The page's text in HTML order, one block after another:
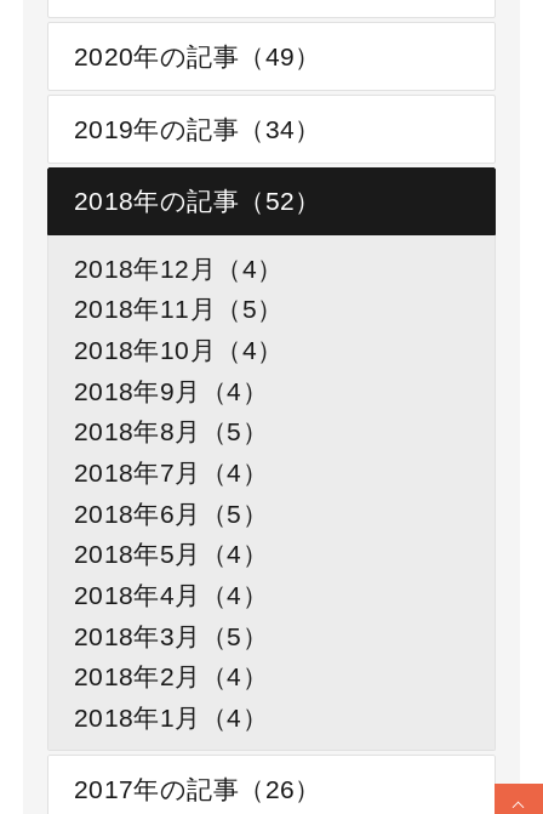
2020年の記事（49）
2019年の記事（34）
2018年の記事（52）
2018年12月（4）
2018年11月（5）
2018年10月（4）
2018年9月（4）
2018年8月（5）
2018年7月（4）
2018年6月（5）
2018年5月（4）
2018年4月（4）
2018年3月（5）
2018年2月（4）
2018年1月（4）
2017年の記事（26）